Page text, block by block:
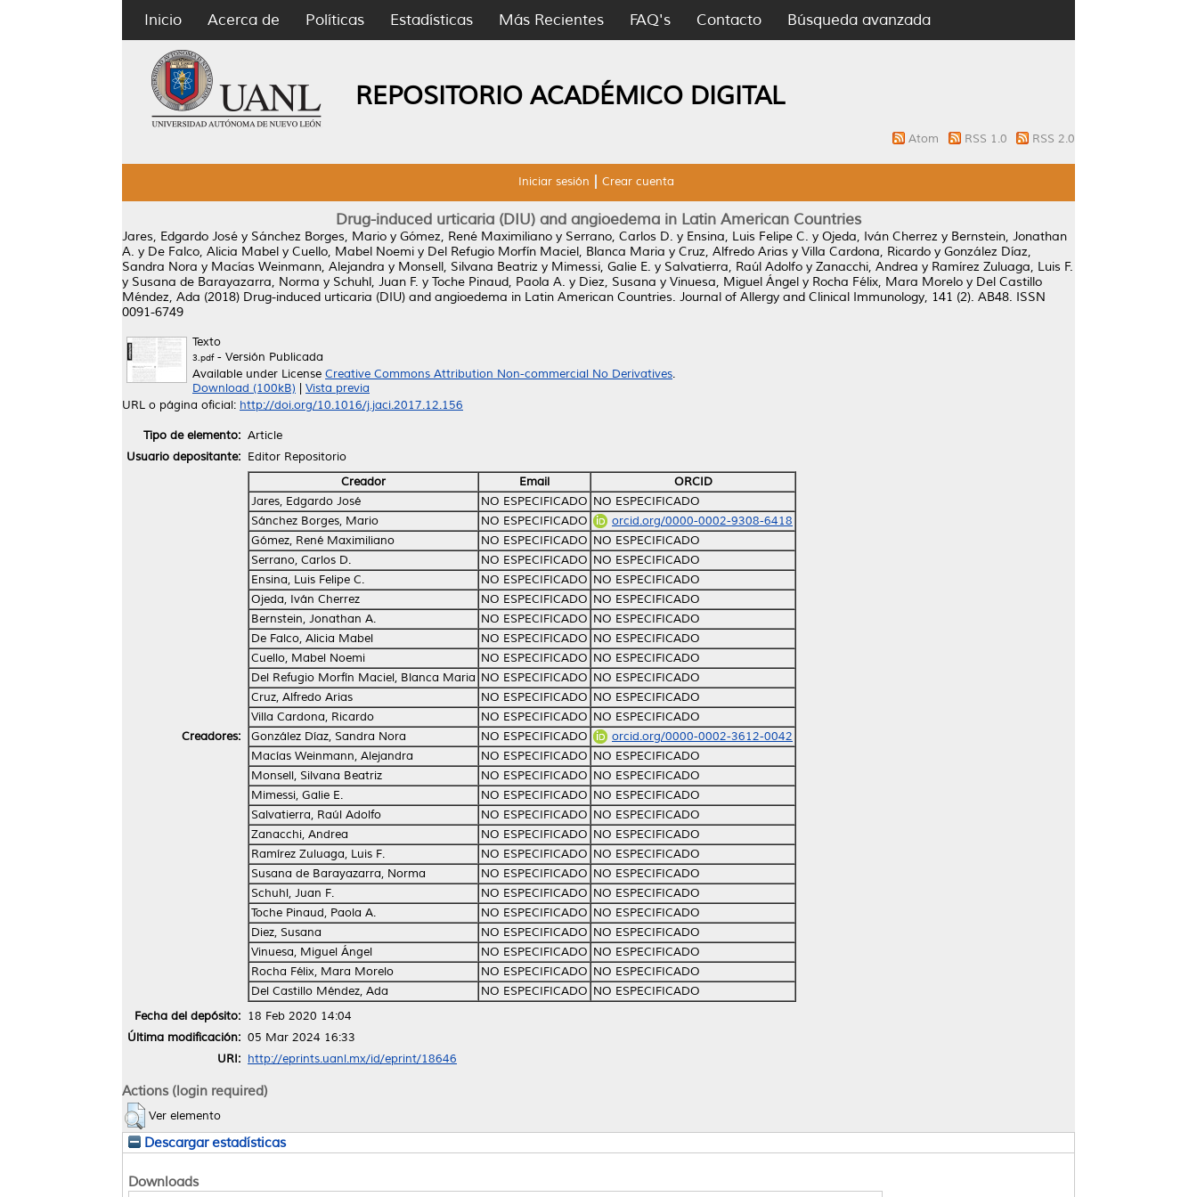
Inicio Acerca de Políticas Estadísticas Más Recientes FAQ's Contacto Búsqueda avanzada
REPOSITORIO ACADÉMICO DIGITAL
Atom RSS 1.0 RSS 2.0
Iniciar sesión Crear cuenta
Drug-induced urticaria (DIU) and angioedema in Latin American Countries
Jares, Edgardo José y Sánchez Borges, Mario y Gómez, René Maximiliano y Serrano, Carlos D. y Ensina, Luis Felipe C. y Ojeda, Iván Cherrez y Bernstein, Jonathan
A. y De Falco, Alicia Mabel y Cuello, Mabel Noemi y Del Refugio Morfín Maciel, Blanca Maria y Cruz, Alfredo Arias y Villa Cardona, Ricardo y González Díaz,
Sandra Nora y Macías Weinmann, Alejandra y Monsell, Silvana Beatriz y Mimessi, Galie E. y Salvatierra, Raúl Adolfo y Zanacchi, Andrea y Ramírez Zuluaga, Luis F.
y Susana de Barayazarra, Norma y Schuhl, Juan F. y Toche Pinaud, Paola A. y Diez, Susana y Vinuesa, Miguel Ángel y Rocha Félix, Mara Morelo y Del Castillo
Méndez, Ada (2018) Drug-induced urticaria (DIU) and angioedema in Latin American Countries. Journal of Allergy and Clinical Immunology, 141 (2). AB48. ISSN
0091-6749
Texto
3.pdf- Versión Publicada
Available under License Creative Commons Attribution Non-commercial No Derivatives.
Download (100kB)
Vista previa
URL o página oficial: http://doi.org/10.1016/j.jaci.2017.12.156
Tipo de elemento: Article
Usuario depositante: Editor Repositorio
Creadores:
Creador Email
ORCID
Jares, Edgardo José
NO ESPECIFICADO NO ESPECIFICADO
Sánchez Borges, Mario
NO ESPECIFICADO
orcid.org/0000-0002-9308-6418
Gómez, René Maximiliano
NO ESPECIFICADO NO ESPECIFICADO
Serrano, Carlos D.
NO ESPECIFICADO NO ESPECIFICADO
Ensina, Luis Felipe C.
NO ESPECIFICADO NO ESPECIFICADO
Ojeda, Iván Cherrez
NO ESPECIFICADO NO ESPECIFICADO
Bernstein, Jonathan A.
NO ESPECIFICADO NO ESPECIFICADO
De Falco, Alicia Mabel
NO ESPECIFICADO NO ESPECIFICADO
Cuello, Mabel Noemi
NO ESPECIFICADO NO ESPECIFICADO
Del Refugio Morfín Maciel, Blanca Maria NO ESPECIFICADO NO ESPECIFICADO
Cruz, Alfredo Arias
NO ESPECIFICADO NO ESPECIFICADO
Villa Cardona, Ricardo
NO ESPECIFICADO NO ESPECIFICADO
González Díaz, Sandra Nora
NO ESPECIFICADO
orcid.org/0000-0002-3612-0042
Macías Weinmann, Alejandra
NO ESPECIFICADO NO ESPECIFICADO
Monsell, Silvana Beatriz
NO ESPECIFICADO NO ESPECIFICADO
Mimessi, Galie E.
NO ESPECIFICADO NO ESPECIFICADO
Salvatierra, Raúl Adolfo
NO ESPECIFICADO NO ESPECIFICADO
Zanacchi, Andrea
NO ESPECIFICADO NO ESPECIFICADO
Ramírez Zuluaga, Luis F.
NO ESPECIFICADO NO ESPECIFICADO
Susana de Barayazarra, Norma
NO ESPECIFICADO NO ESPECIFICADO
Schuhl, Juan F.
NO ESPECIFICADO NO ESPECIFICADO
Toche Pinaud, Paola A.
NO ESPECIFICADO NO ESPECIFICADO
Diez, Susana
NO ESPECIFICADO NO ESPECIFICADO
Vinuesa, Miguel Ángel
NO ESPECIFICADO NO ESPECIFICADO
Rocha Félix, Mara Morelo
NO ESPECIFICADO NO ESPECIFICADO
Del Castillo Méndez, Ada
NO ESPECIFICADO NO ESPECIFICADO
Fecha del depósito: 18 Feb 2020 14:04
Última modificación: 05 Mar 2024 16:33
URI: http://eprints.uanl.mx/id/eprint/18646
Actions (login required)
Ver elemento
Descargar estadísticas
Downloads